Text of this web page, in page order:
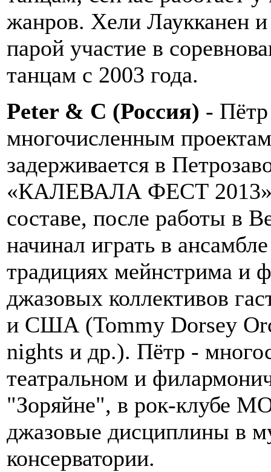
жанров. Хели Лаукканен
парой участие в
танцам с 2003 года.
Peter & С (Россия) -
многочисленным
задерживается в
«КАЛЕВАЛА ФЕСТ 2013»,
составе, после работы в
начинал играть в
традициях мейнстрима и
джазовых коллективов
и США (Tommy Dorsey
nights и др.). Пётр -
театральном и
"Зоряйне", в рок-клубе
джазовые дисциплины в
консерватории.